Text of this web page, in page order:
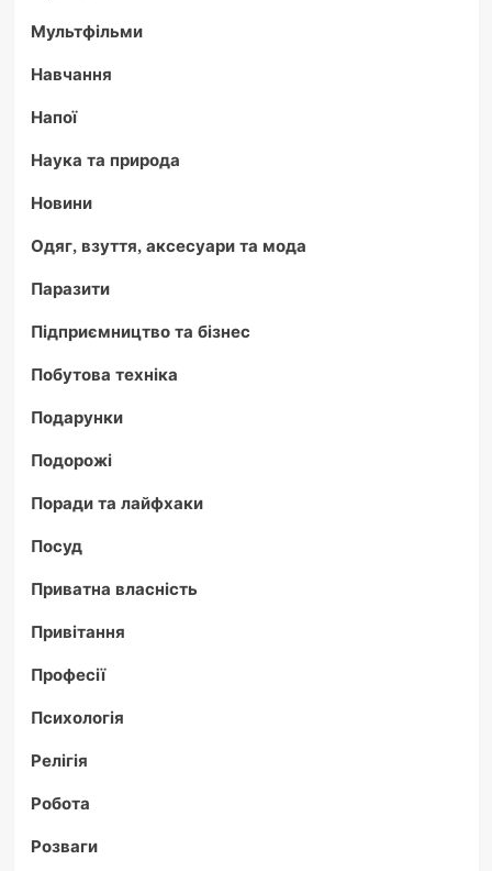
Мультфільми
Навчання
Напої
Наука та природа
Новини
Одяг, взуття, аксесуари та мода
Паразити
Підприємництво та бізнес
Побутова техніка
Подарунки
Подорожі
Поради та лайфхаки
Посуд
Приватна власність
Привітання
Професії
Психологія
Релігія
Робота
Розваги